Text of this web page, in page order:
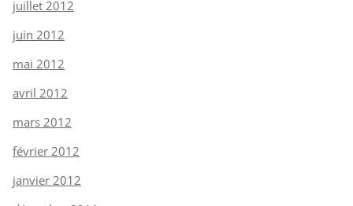
juillet 2012
juin 2012
mai 2012
avril 2012
mars 2012
février 2012
janvier 2012